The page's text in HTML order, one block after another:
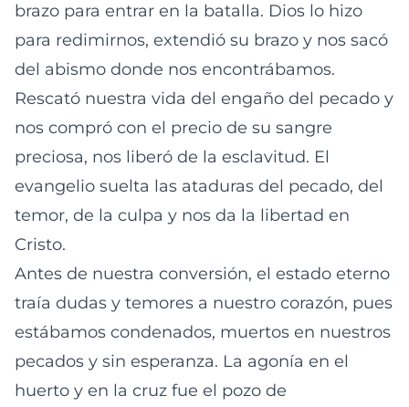
brazo para entrar en la batalla. Dios lo hizo
para redimirnos, extendió su brazo y nos sacó
del abismo donde nos encontrábamos.
Rescató nuestra vida del engaño del pecado y
nos compró con el precio de su sangre
preciosa, nos liberó de la esclavitud. El
evangelio suelta las ataduras del pecado, del
temor, de la culpa y nos da la libertad en
Cristo.
Antes de nuestra conversión, el estado eterno
traía dudas y temores a nuestro corazón, pues
estábamos condenados, muertos en nuestros
pecados y sin esperanza. La agonía en el
huerto y en la cruz fue el pozo de